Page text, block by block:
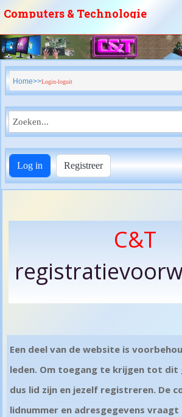
Computers & Technologie
vzw
Home Login-loguit
Log in Registreer
C&T
Een deel van de website is
leden. Om toegang te krijgen tot dit
dus lid zijn en jezelf registreren. De
lidnummer en adresgegevens